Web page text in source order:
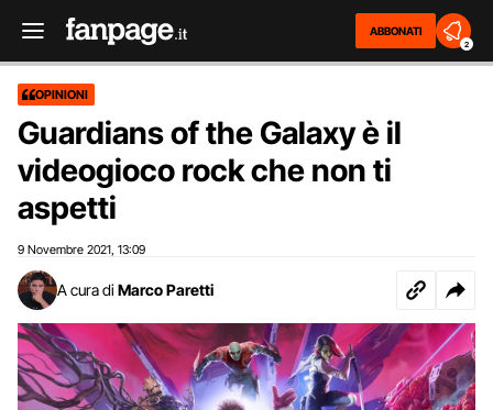
ABBONATI
2
OPINIONI
Guardians of the Galaxy è il
videogioco rock che non ti
aspetti
9 Novembre 2021 13:09
A cura di Marco Paretti